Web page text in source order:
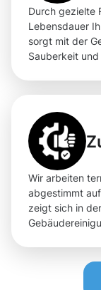
Durch gezielte
Lebensdauer
sorgt mit der
Sauberkeit
Wir arbeiten
abgestimmt
zeigt sich in